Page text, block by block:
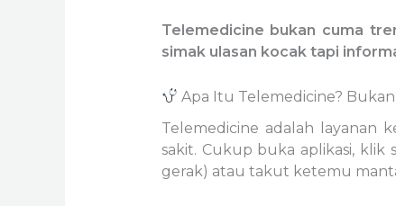
Telemedicine bukan cuma
simak ulasan kocak tapi
Apa Itu Telemedicine? Bukan
Telemedicine adalah layanan
sakit. Cukup buka aplikasi, klik
gerak) atau takut ketemu